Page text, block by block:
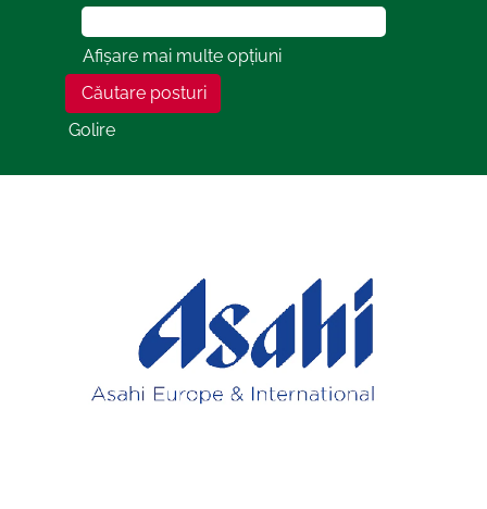
Afișare mai multe opțiuni
Golire